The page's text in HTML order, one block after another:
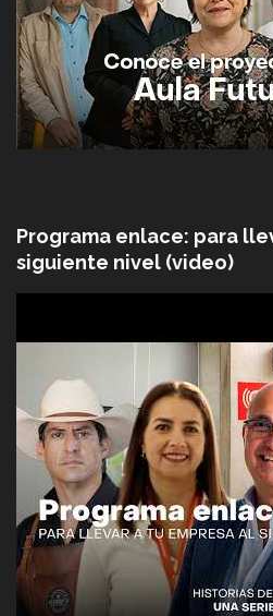
Programa enlace: para
siguiente nivel (video)